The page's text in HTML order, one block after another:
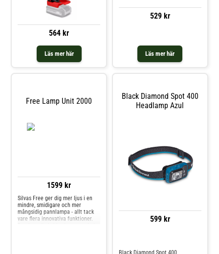
564 kr
Läs mer här
529 kr
Läs mer här
Free Lamp Unit 2000
1599 kr
Silvas Free ger dig mer ljus i en
mindre, smidigare och mer
mångsidig pannlampa - allt tack
vare flera innovativa funktioner.
Black Diamond Spot 400
Headlamp Azul
599 kr
Black Diamond Spot 400